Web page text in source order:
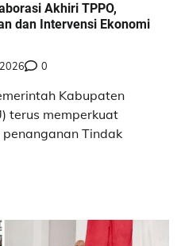
Akhiri TPPO,
dan Intervensi Ekonomi
0
Kabupaten
terus memperkuat
Tindak